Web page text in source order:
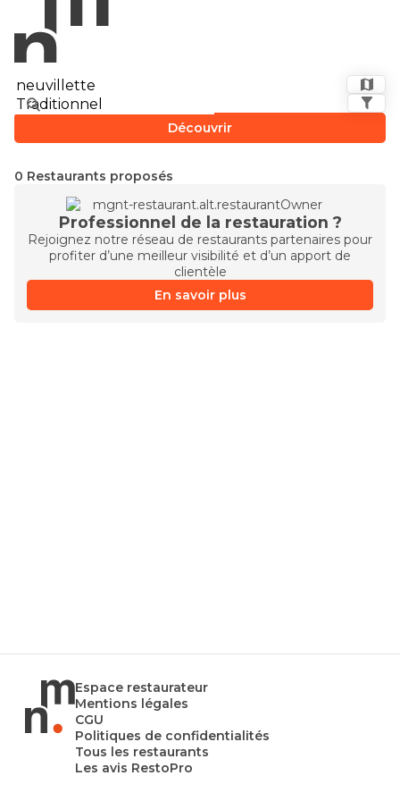
Découvrir
0 Restaurants proposés
Professionnel de la restauration ?
Rejoignez notre réseau de restaurants partenaires pour
profiter d’une meilleur visibilité et d’un apport de
clientèle
En savoir plus
Espace restaurateur
Mentions légales
CGU
Politiques de confidentialités
Tous les restaurants
Les avis RestoPro